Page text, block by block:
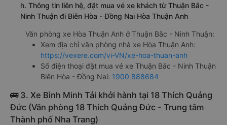
h. Thông tin liên hệ, đặt mua vé xe khách từ Thuận Bắc -
Ninh Thuận đi Biên Hòa - Đồng Nai Hòa Thuận Anh
Văn phòng xe Hòa Thuận Anh ở Thuận Bắc - Ninh Thuận:
Xem địa chỉ văn phòng nhà xe Hòa Thuận Anh:
https://vexere.com/vi-VN/xe-hoa-thuan-anh
Số điện thoại đặt mua vé xe Thuận Bắc - Ninh Thuận
Biên Hòa - Đồng Nai: 1900 888684
🚌 3. Xe Bình Minh Tải khởi hành tại 18 Thích Quảng
Đức (Văn phòng 18 Thích Quảng Đức - Trung tâm
Thành phố Nha Trang)